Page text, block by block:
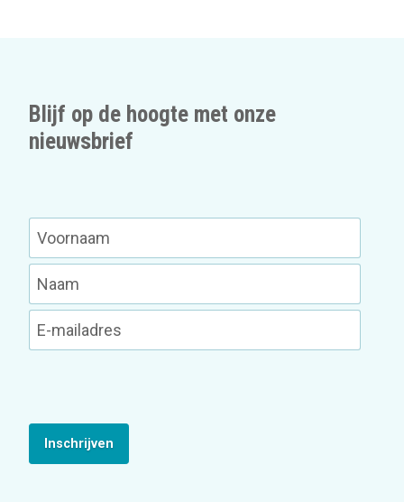
Blijf op de hoogte met onze
nieuwsbrief
Inschrijven